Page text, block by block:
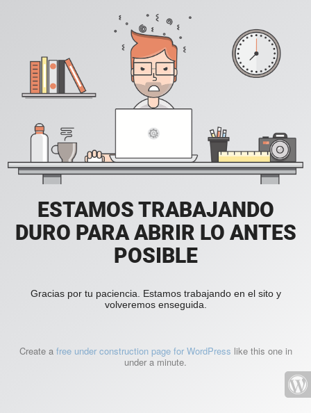
ESTAMOS TRABAJANDO
DURO PARA ABRIR LO ANTES
POSIBLE
Gracias por tu paciencia. Estamos trabajando en el sito y
volveremos enseguida.
Create a free under construction page for WordPress like this one in
under a minute.